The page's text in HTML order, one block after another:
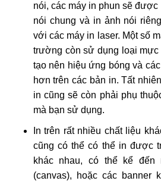
nói, các máy in phun sẽ được
nói chung và in ảnh nói
với các máy in laser. Một số
trường còn sử dụng loại mực
tạo nên hiệu ứng bóng và
hơn trên các bản in. Tất
in cũng sẽ còn phải phụ
mà bạn sử dụng.
In trên rất nhiều chất liệu
cũng có thể có thể in được
khác nhau, có thể kể đến
(canvas), hoặc các banner